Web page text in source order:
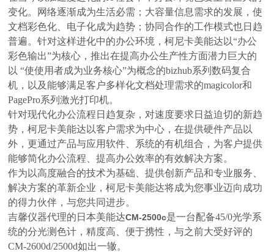
变化。网络逐渐成为生活必需；大容量信息需求的发展，使
文档彩色化、电子化成为趋势；协同合作的工作模式也日趋
普遍。针对这样进化中的办公环境，柯尼卡美能达以“办公
彩色输出”为核心，推出在提高办公生产性方面潜力巨大的
以 “使使用者成为业务核心”为概念的bizhub系列数码复合
机，以及能够满足客户多样化文档处理需求的magicolor和
PagePro系列激光打印机。
针对现代化办公流程日趋复杂，对速度要求日益迫切的新趋
势，柯尼卡美能达以客户需求为中心，在提供硬件产品以
外，更通过产品与应用软件、系统的有机组合，为客户提供
能够简化办公流程、提高办公效率的有效解决方案。
作为以高度融合的技术为基础、提供创新产品和专业服务、
解决方案的革新企业，柯尼卡美能达将成为您事业迈向成功
的得力伙伴，与您共同进步。
吉馨仪器代理的日本美能达CM-2500c是一台配备45/0光学系
统的分光测色计，精度高、便于携性，与之前大受好评的
CM-2600d/2500d如出一辙。